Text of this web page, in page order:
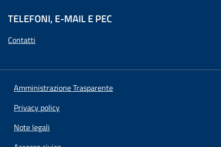
TELEFONI, E-MAIL E PEC
Contatti
Amministrazione Trasparente
Privacy policy
Note legali